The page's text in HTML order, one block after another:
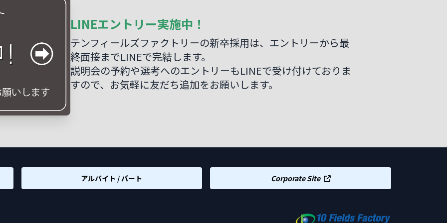
LINEエントリー実施中！
テンフィールズファクトリーの新卒採用は、エントリーから最
終面接までLINEで完結します。
説明会の予約や選考へのエントリーもLINEで受け付けておりま
すので、お気軽に友だち追加をお願いします。
アルバイト / パート Corporate Site